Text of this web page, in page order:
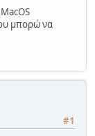
μπορώ να
#1